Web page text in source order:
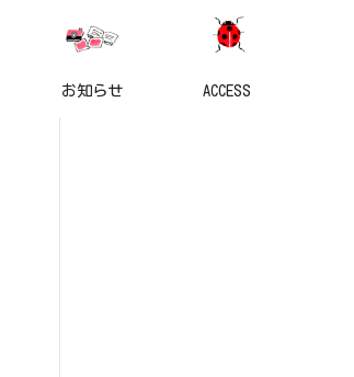
お知らせ ACCESS